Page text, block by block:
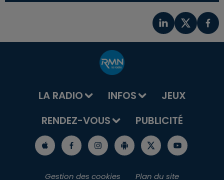
LA RADIO INFOS
JEUX
RENDEZ-VOUS
PUBLICITÉ
Gestion des cookies Plan du site